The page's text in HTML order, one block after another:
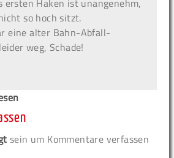
so hoch sitzt.
eine alter Bahn-Abfall-
weg, Schade!
sein um Kommentare verfassen